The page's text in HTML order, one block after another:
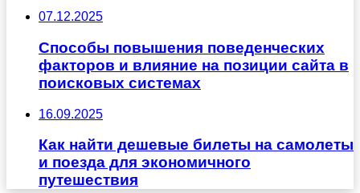
07.12.2025
Способы повышения поведенческих
факторов и влияние на позиции сайта в
поисковых системах
16.09.2025
Как найти дешевые билеты на самолеты
и поезда для экономичного
путешествия